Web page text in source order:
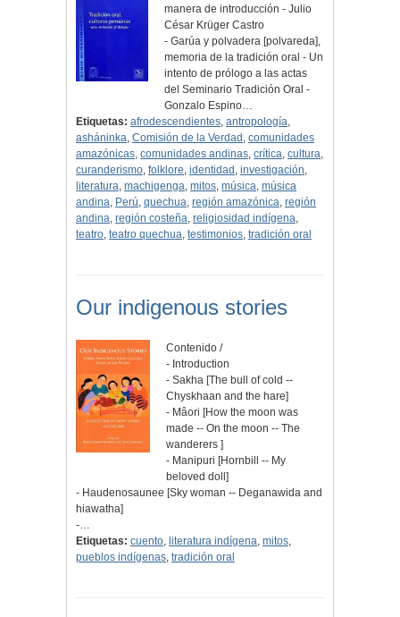
manera de introducción - Julio
César Krüger Castro
- Garúa y polvadera [polvareda],
memoria de la tradición oral - Un
intento de prólogo a las actas
del Seminario Tradición Oral -
Gonzalo Espino…
Etiquetas: afrodescendientes, antropología,
asháninka, Comisión de la Verdad , comunidades
amazónicas, comunidades andinas, crítica, cultura,
curanderismo, folklore, identidad , investigación,
literatura, machigenga, mitos, música, música
andina, Perú, quechua, región amazónica, región
andina, región costeña, religiosidad indígena,
teatro, teatro quechua, testimonios, tradición oral
Our indigenous stories
Contenido /
- Introduction
- Sakha [The bull of cold --
Chyskhaan and the hare]
- Mâori [How the moon was
made -- On the moon -- The
wanderers ]
- Manipuri [Hornbill -- My
beloved doll]
- Haudenosaunee [Sky woman -- Deganawida and
hiawatha]
-…
Etiquetas: cuento, literatura indígena, mitos,
pueblos indígenas, tradición oral